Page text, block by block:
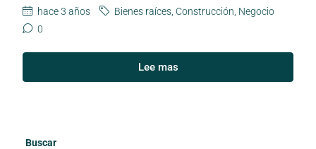
hace 3 años Bienes raíces Construcción Negocio
0
Lee mas
Buscar